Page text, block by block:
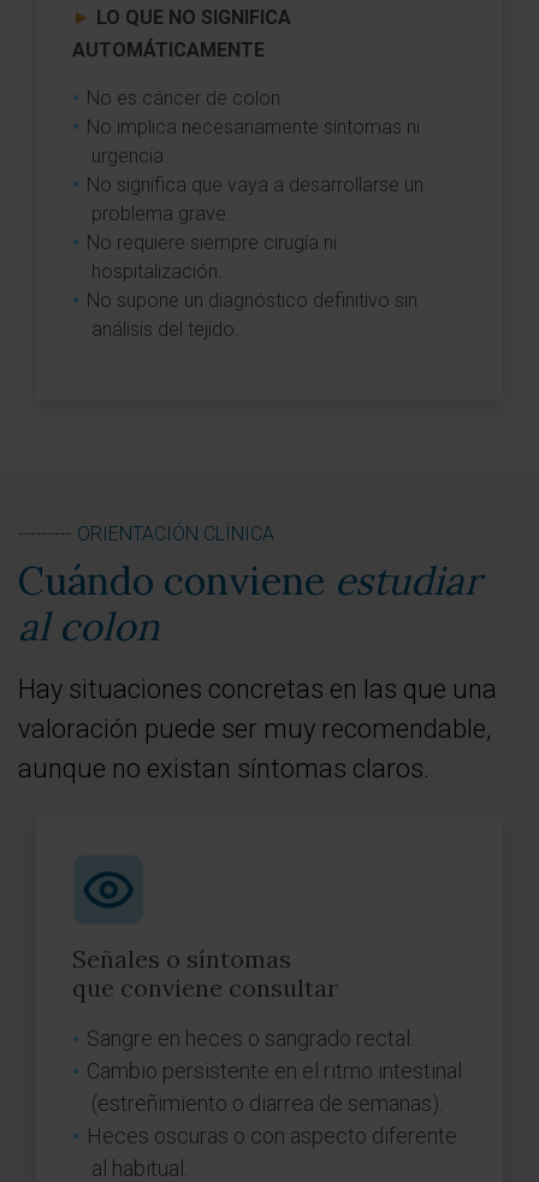
► LO QUE NO SIGNIFICA
AUTOMÁTICAMENTE
No es cáncer de colon.
No implica necesariamente síntomas ni
urgencia.
No significa que vaya a desarrollarse un
problema grave.
No requiere siempre cirugía ni
hospitalización.
No supone un diagnóstico definitivo sin
análisis del tejido.
--------- ORIENTACIÓN CLÍNICA
Cuándo conviene estudiar
al colon
Hay situaciones concretas en las que una
valoración puede ser muy recomendable,
aunque no existan síntomas claros.
Señales o síntomas
que conviene consultar
Sangre en heces o sangrado rectal.
Cambio persistente en el ritmo intestinal
(estreñimiento o diarrea de semanas).
Heces oscuras o con aspecto diferente
al habitual.